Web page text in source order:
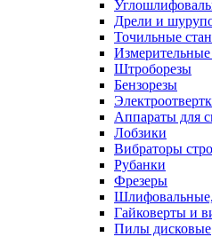
Дрели и
Точильные
Штроборезы
Бензорезы
Аппараты для
Лобзики
Вибраторы
Рубанки
Фрезеры
Гайковерты и
Пилы дисковые